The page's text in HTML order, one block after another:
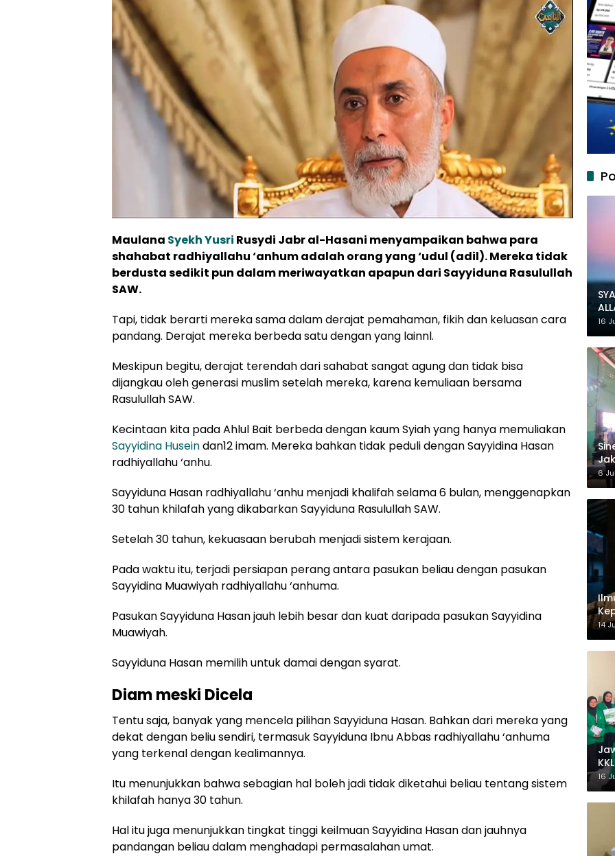
Maulana Syekh Yusri Rusydi Jabr al-Hasani menyampaikan bahwa para
shahabat radhiyallahu ‘anhum adalah orang yang ‘udul (adil). Mereka tidak
berdusta sedikit pun dalam meriwayatkan apapun dari Sayyiduna Rasulullah
SAW.
Tapi, tidak berarti mereka sama dalam derajat pemahaman, fikih dan keluasan cara
pandang. Derajat mereka berbeda satu dengan yang lainnl.
Meskipun begitu, derajat terendah dari sahabat sangat agung dan tidak bisa
dijangkau oleh generasi muslim setelah mereka, karena kemuliaan bersama
Rasulullah SAW.
Kecintaan kita pada Ahlul Bait berbeda dengan kaum Syiah yang hanya memuliakan
Sayyidina Huseindan12 imam. Mereka bahkan tidak peduli dengan Sayyidina Hasan
radhiyallahu ‘anhu.
Sayyiduna Hasan radhiyallahu ‘anhu menjadi khalifah selama 6 bulan, menggenapkan
30 tahun khilafah yang dikabarkan Sayyiduna Rasulullah SAW.
Setelah 30 tahun, kekuasaan berubah menjadi sistem kerajaan.
Pada waktu itu, terjadi persiapan perang antara pasukan beliau dengan pasukan
Sayyidina Muawiyah radhiyallahu ‘anhuma.
Pasukan Sayyiduna Hasan jauh lebih besar dan kuat daripada pasukan Sayyidina
Muawiyah.
Sayyiduna Hasan memilih untuk damai dengan syarat.
Diam meski Dicela
Tentu saja, banyak yang mencela pilihan Sayyiduna Hasan. Bahkan dari mereka yang
dekat dengan beliu sendiri, termasuk Sayyiduna Ibnu Abbas radhiyallahu ‘anhuma
yang terkenal dengan kealimannya.
Itu menunjukkan bahwa sebagian hal boleh jadi tidak diketahui beliau tentang sistem
khilafah hanya 30 tahun.
Hal itu juga menunjukkan tingkat tinggi keilmuan Sayyidina Hasan dan jauhnya
pandangan beliau dalam menghadapi permasalahan umat.
16
6
14
16